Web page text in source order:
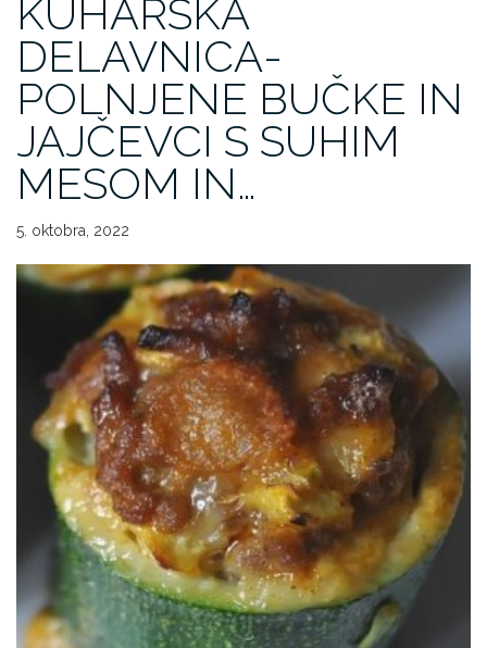
KUHARSKA
DELAVNICA-
POLNJENE BUČKE IN
JAJČEVCI S SUHIM
MESOM IN…
5. oktobra, 2022